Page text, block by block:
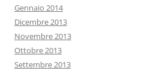
Gennaio 2014
Dicembre 2013
Novembre 2013
Ottobre 2013
Settembre 2013